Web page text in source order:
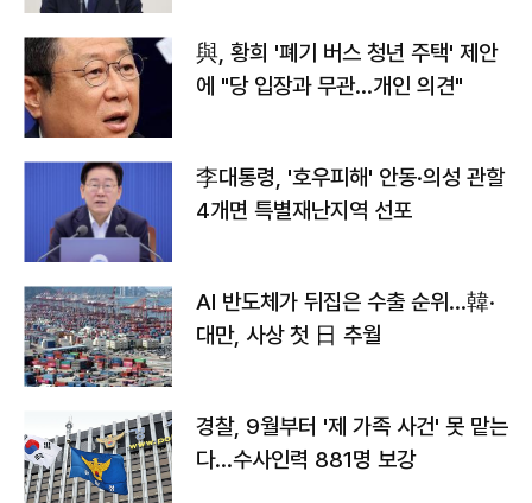
與, 황희 '폐기 버스 청년 주택' 제안
에 "당 입장과 무관…개인 의견"
李대통령, '호우피해' 안동·의성 관할
4개면 특별재난지역 선포
AI 반도체가 뒤집은 수출 순위…韓·
대만, 사상 첫 日 추월
경찰, 9월부터 '제 가족 사건' 못 맡는
다…수사인력 881명 보강